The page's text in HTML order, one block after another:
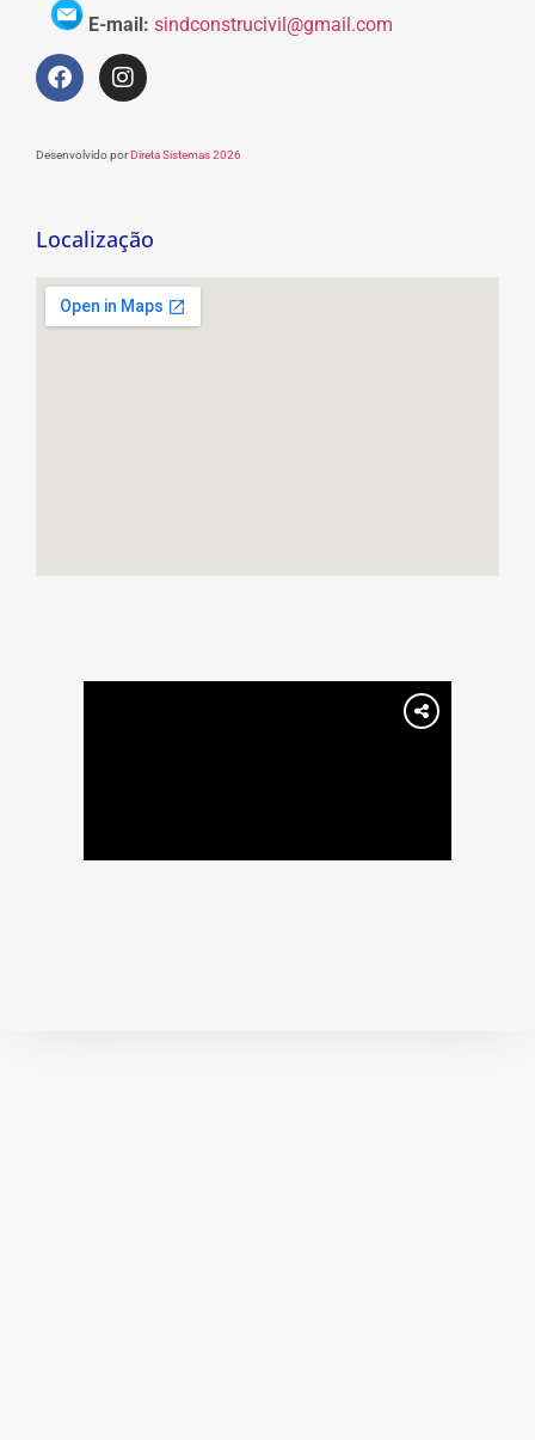
E-mail: sindconstrucivil@gmail.com
Desenvolvido porDireta Sistemas 2026
Localização